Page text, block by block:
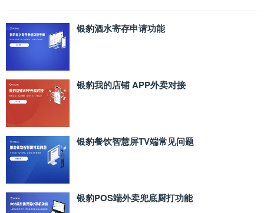
银豹酒水寄存申请功能
银豹我的店铺 APP外卖对接
银豹餐饮智慧屏TV端常见问题
银豹POS端外卖兜底厨打功能